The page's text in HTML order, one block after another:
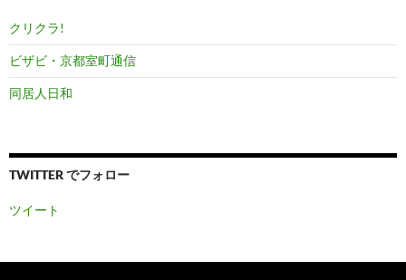
クリクラ!
ビザビ・京都室町通信
同居人日和
TWITTER でフォロー
ツイート